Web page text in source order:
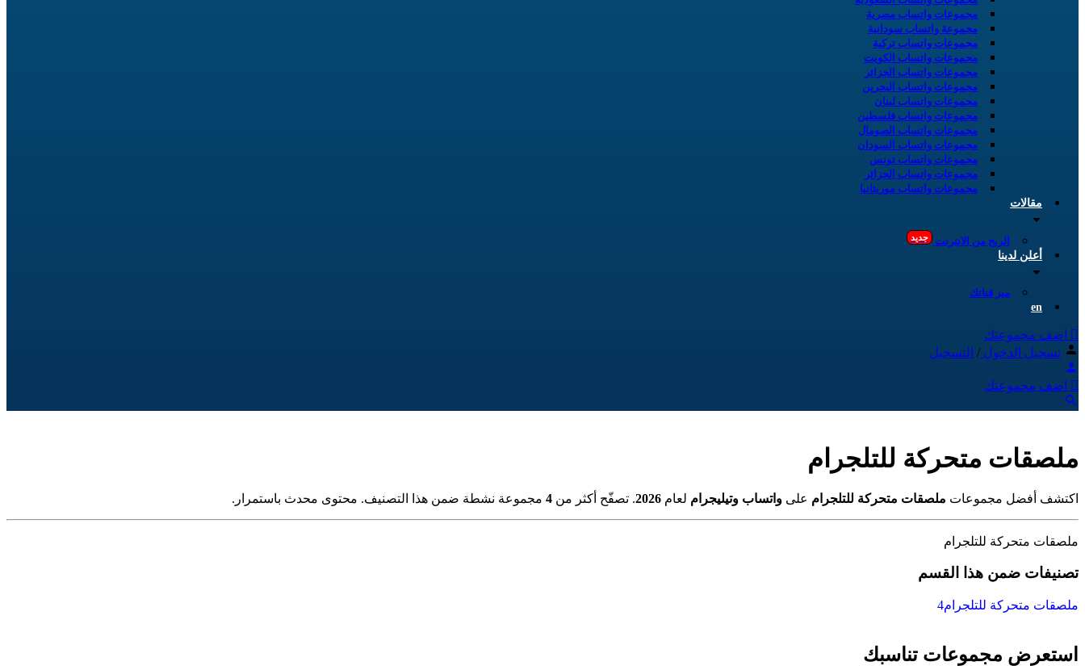
مجموعات واتساب مصرية
مجموعة واتساب سودانية
مجموعات واتساب تركية
مجموعات واتساب الكويت
مجموعات واتساب الجزائر
مجموعات واتساب البحرين
مجموعات واتساب لبنان
مجموعات واتساب فلسطين
مجموعات واتساب الصومال
مجموعات واتساب السودان
مجموعات واتساب تونس
مجموعات واتساب الجزائر
مجموعات واتساب موريتانيا
مقالات
الربح من الانترنت جديد
أعلن لدينا
ميز قناتك
en
اضف مجموعتك
تسجيل الدخول/ التسجيل
اضف مجموعتك
ملصقات متحركة للتلجرام
اكتشف أفضل مجموعات ملصقات متحركة للتلجرام على واتساب وتيليجرام لعام 2026. تصفّح أكثر من 4 مجموعة نشطة ضمن هذا التصنيف. محتوى محدث باستمرار.
ملصقات متحركة للتلجرام
تصنيفات ضمن هذا القسم
ملصقات متحركة للتلجرام4
استعرض مجموعات تناسبك